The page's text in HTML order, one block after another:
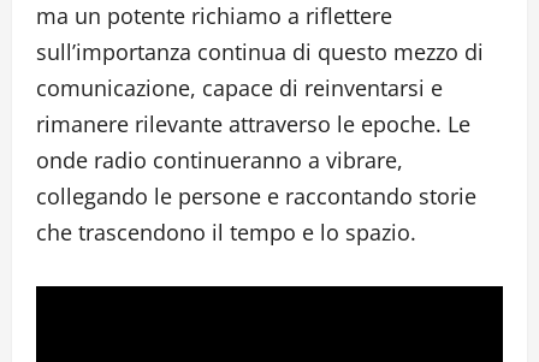
ma un potente richiamo a riflettere
sull’importanza continua di questo mezzo di
comunicazione, capace di reinventarsi e
rimanere rilevante attraverso le epoche. Le
onde radio continueranno a vibrare,
collegando le persone e raccontando storie
che trascendono il tempo e lo spazio.